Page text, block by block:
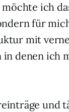
möchte ich
für
mit
in denen ich
und